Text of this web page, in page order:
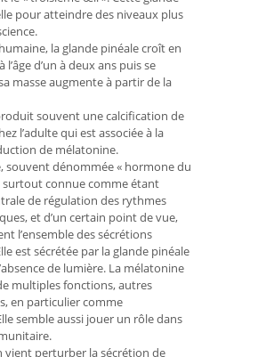
pour atteindre des niveaux plus
humaine, la glande pinéale croît en
l’âge d’un à deux ans puis se
masse augmente à partir de la
souvent une calcification de
l’adulte qui est associée à la
de mélatonine.
souvent dénommée « hormone du
surtout connue comme étant
de régulation des rythmes
et d’un certain point de vue,
l’ensemble des sécrétions
est sécrétée par la glande pinéale
de lumière. La mélatonine
multiples fonctions, autres
en particulier comme
semble aussi jouer un rôle dans
vient perturber la sécrétion de